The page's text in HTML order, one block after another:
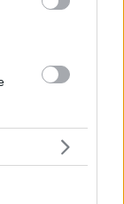
το
με